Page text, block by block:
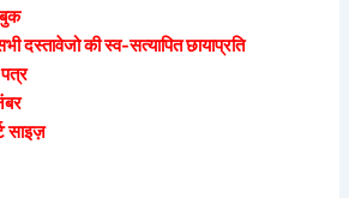
दस्तावेजो की स्व-सत्यापित छायाप्रति
साइज़